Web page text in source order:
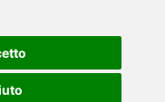
riservati.